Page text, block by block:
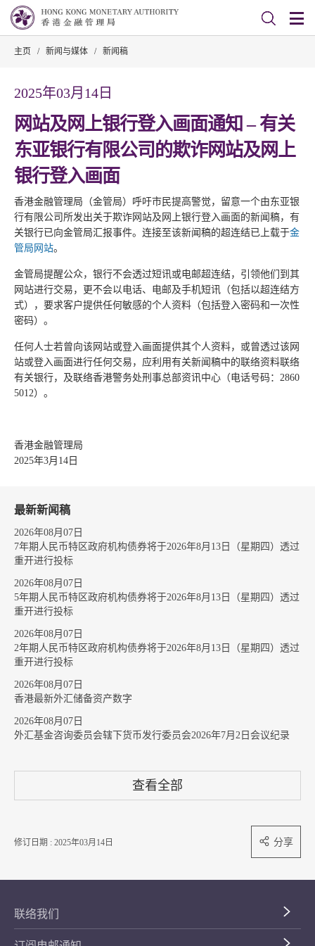
主页 / 新闻与媒体 / 新闻稿
2025年03月14日
网站及网上银行登入画面通知 – 有关
东亚银行有限公司的欺诈网站及网上
银行登入画面
香港金融管理局（金管局）呼吁市民提高警觉，留意一个由东亚银
行有限公司所发出关于欺诈网站及网上银行登入画面的新闻稿，有
关银行已向金管局汇报事件。连接至该新闻稿的超连结已上载于金
管局网站。
金管局提醒公众，银行不会透过短讯或电邮超连结，引领他们到其
网站进行交易，更不会以电话、电邮及手机短讯（包括以超连结方
式），要求客户提供任何敏感的个人资料（包括登入密码和一次性
密码）。
任何人士若曾向该网站或登入画面提供其个人资料，或曾透过该网
站或登入画面进行任何交易，应利用有关新闻稿中的联络资料联络
有关银行，及联络香港警务处刑事总部资讯中心（电话号码：2860
5012）。
香港金融管理局
2025年3月14日
最新新闻稿
2026年08月07日
7年期人民币特区政府机构债券将于2026年8月13日（星期四）透过
重开进行投标
2026年08月07日
5年期人民币特区政府机构债券将于2026年8月13日（星期四）透过
重开进行投标
2026年08月07日
2年期人民币特区政府机构债券将于2026年8月13日（星期四）透过
重开进行投标
2026年08月07日
香港最新外汇储备资产数字
2026年08月07日
外汇基金咨询委员会辖下货币发行委员会2026年7月2日会议纪录
查看全部
修订日期 : 2025年03月14日 分享
联络我们